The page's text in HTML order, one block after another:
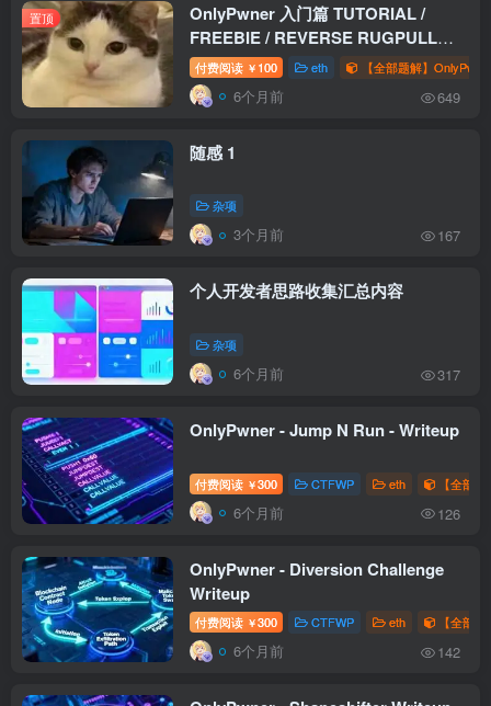
置顶
OnlyPwner 入门篇 TUTORIAL /
FREEBIE / REVERSE RUGPULL
WriteUp
付费阅读 ￥ 100 eth 【全部题解】
6个月前 649
随感 1
杂项
3个月前 167
个人开发者思路收集汇总内容
杂项
6个月前 317
OnlyPwner - Jump N Run - Writeup
付费阅读 ￥300 CTFWP eth 【全部
6个月前 126
OnlyPwner - Diversion Challenge
Writeup
付费阅读 ￥300 CTFWP eth 【全部
6个月前 142